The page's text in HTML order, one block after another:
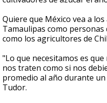
Quiere que México vea a
Tamaulipas como
como los agricultores de
"Lo que necesitamos es
nos traten como si nos
promedio al año durante
Tudor.